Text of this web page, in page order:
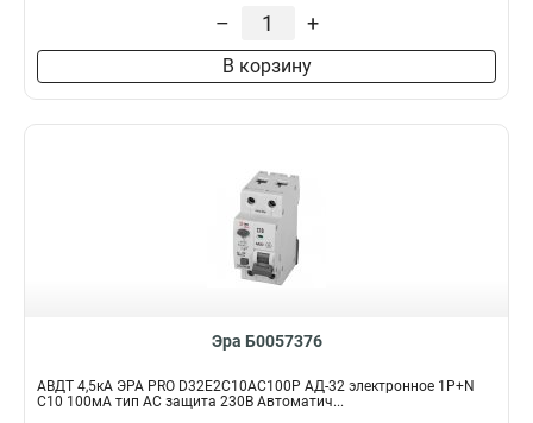
– +
В корзину
Эра Б0057376
АВДТ 4,5кА ЭРА PRO D32E2C10АC100P АД-32 электронное 1P+N
C10 100мА тип АC защита 230В Автоматич...